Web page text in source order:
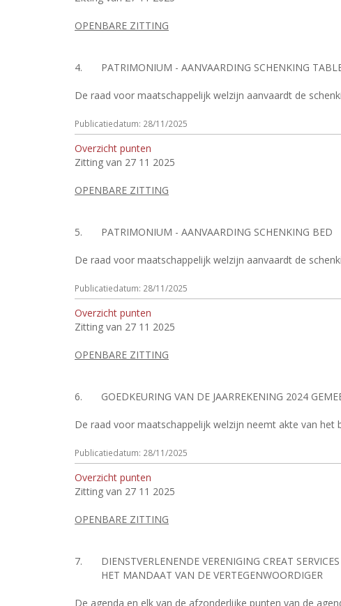
OPENBARE ZITTING
4. PATRIMONIUM - AANVAARDING SCHENKING
De raad voor maatschappelijk welzijn aanvaardt de
Publicatiedatum: 28/11/2025
Overzicht punten
Zitting van 27 11 2025
OPENBARE ZITTING
5. PATRIMONIUM - AANVAARDING SCHENKING BED
De raad voor maatschappelijk welzijn aanvaardt de
Publicatiedatum: 28/11/2025
Overzicht punten
Zitting van 27 11 2025
OPENBARE ZITTING
6. GOEDKEURING VAN DE JAARREKENING 2024
De raad voor maatschappelijk welzijn neemt akte van het
Publicatiedatum: 28/11/2025
Overzicht punten
Zitting van 27 11 2025
OPENBARE ZITTING
7.
DIENSTVERLENENDE VERENIGING CREAT
HET MANDAAT VAN DE VERTEGENWOORDIGER
De agenda en elk van de afzonderlijke punten van de